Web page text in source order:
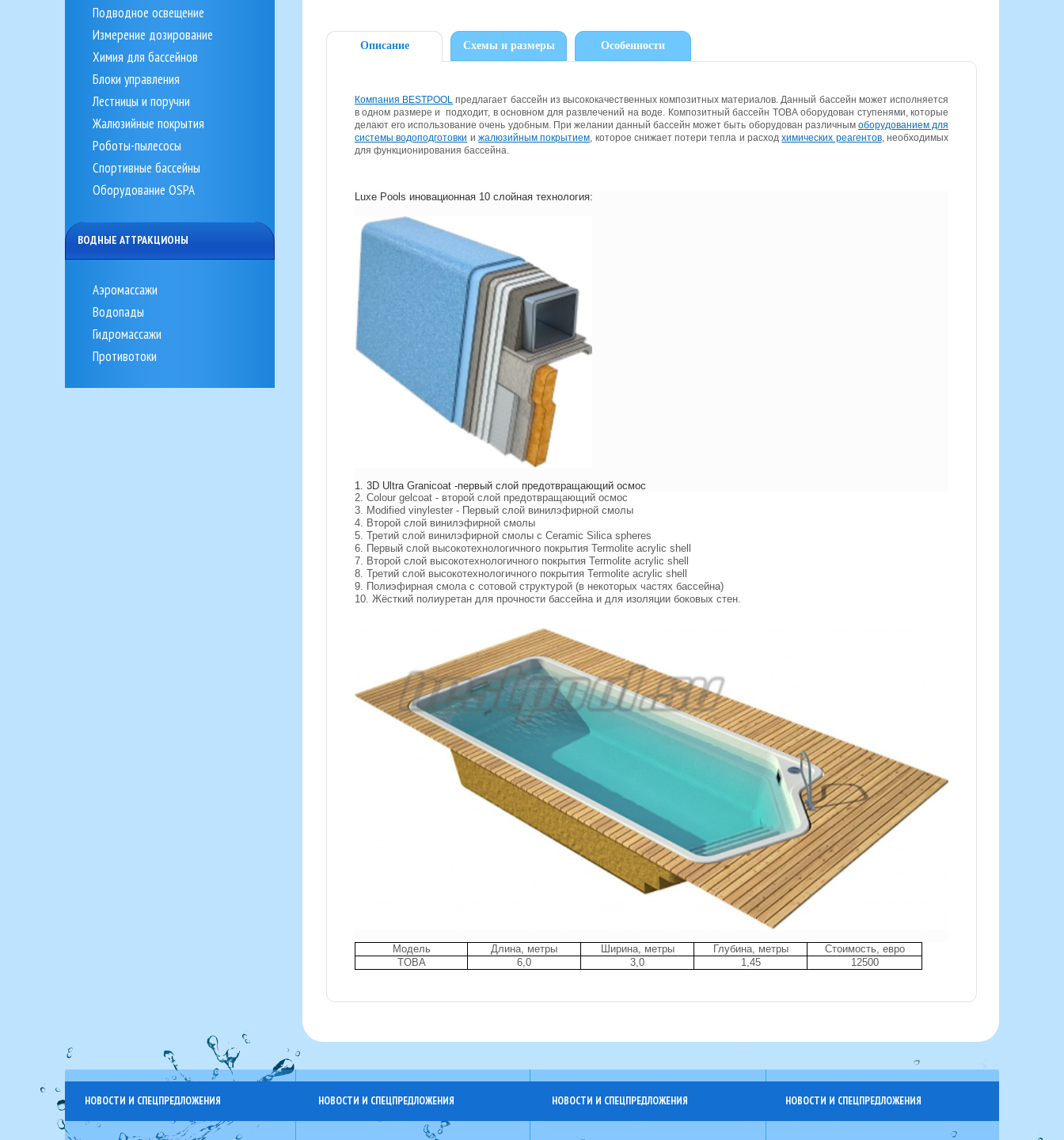
Подводное освещение
Измерение дозирование
Химия для бассейнов
Блоки управления
Лестницы и поручни
Жалюзийные покрытия
Роботы-пылесосы
Спортивные бассейны
Оборудование OSPA
ВОДНЫЕ АТТРАКЦИОНЫ
Аэромассажи
Водопады
Гидромассажи
Противотоки
Описание Схемы и размеры Особенности
Компания BESTPOOL предлагает бассейн из высококачественных композитных материалов. Данный бассейн может исполняется
в одном размере и подходит, в основном для развлечений на воде. Композитный бассейн TOBAоборудован ступенями, которые
делают его использование очень удобным. При желании данный бассейн может быть оборудован различным оборудованием для
системы водоподготовки и жалюзийным покрытием, которое снижает потери тепла и расходхимических реагентов, необходимых
для функционирования бассейна.
Luxe Pools иновационная 10 слойная технология:
1. 3D Ultra Granicoat -первый слой предотвращающий осмос
2. Colour gelcoat - второй слой предотвращающий осмос
3. Modified vinylester - Первый слой винилэфирной смолы
4. Второй слой винилэфирной смолы
5. Третий слой винилэфирной смолы с Ceramic Silica spheres
6. Первый слой высокотехнологичного покрытия Termolite acrylic shell
7. Второй слой высокотехнологичного покрытия Termolite acrylic shell
8. Третий слой высокотехнологичного покрытия Termolite acrylic shell
9. Полиэфирная смола с сотовой структурой (в некоторых частях бассейна)
10. Жёсткий полиуретан для прочности бассейна и для изоляции боковых стен.
Модель Длина, метры Ширина, метры Глубина, метры
Стоимость, евро
TOBA
6,0 3,0 1,45 12500
НОВОСТИ И СПЕЦПРЕДЛОЖЕНИЯ НОВОСТИ И СПЕЦПРЕДЛОЖЕНИЯ НОВОСТИ И СПЕЦПРЕДЛОЖЕНИЯ НОВОСТИ И СПЕЦПРЕДЛОЖЕНИЯ